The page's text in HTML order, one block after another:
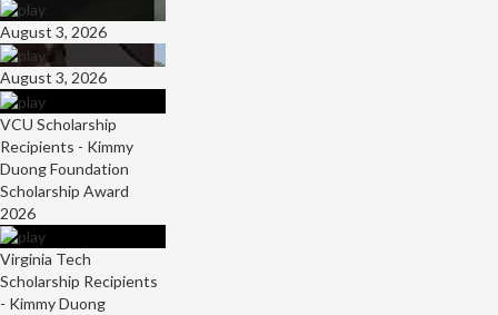
August 3, 2026
August 3, 2026
VCU Scholarship
Recipients - Kimmy
Duong Foundation
Scholarship Award
2026
Virginia Tech
Scholarship Recipients
- Kimmy Duong